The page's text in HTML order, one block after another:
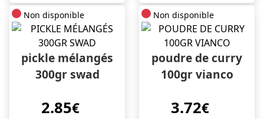
Non disponible
pickle mélangés
300gr swad
2.85€
Non disponible
poudre de curry
100gr vianco
3.72€